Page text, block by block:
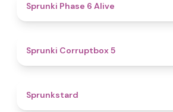
Sprunki Phase 6 Alive
Sprunki Corruptbox 5
Sprunkstard